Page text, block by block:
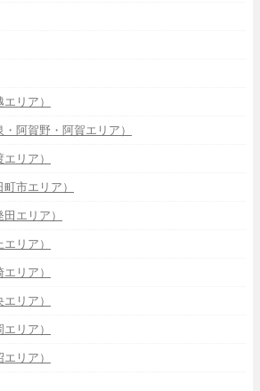
リア）
阿賀野・阿賀エリア）
リア）
市エリア）
エリア）
リア）
リア）
リア）
リア）
リア）